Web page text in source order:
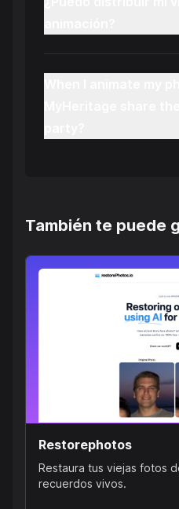
También te puede
Restorephotos
Restaura tus viejas fotos
recuerdos vivos.